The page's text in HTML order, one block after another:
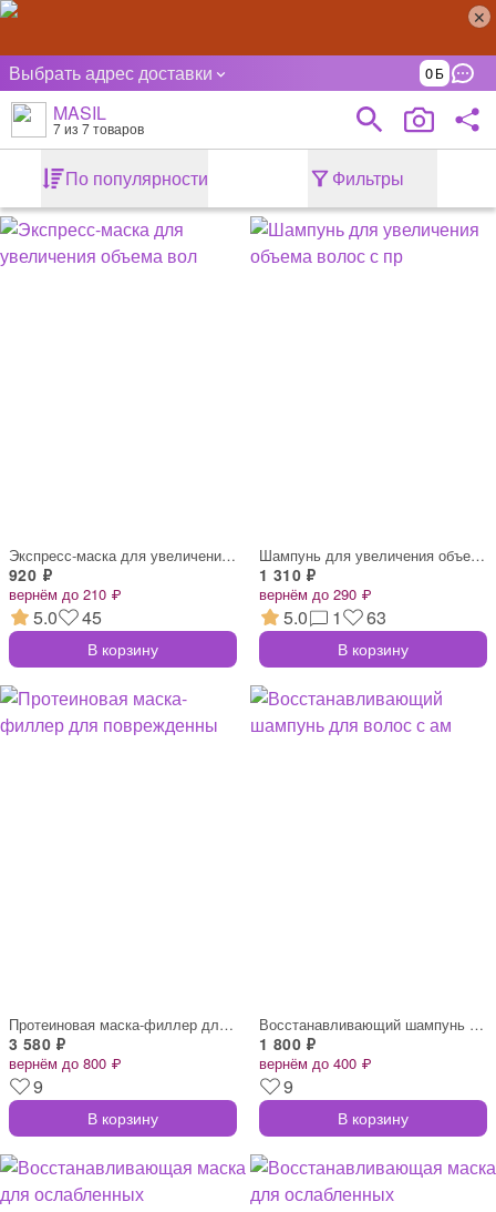
Выбрать адрес доставки 0
MASIL
7из 7 товаров
По популярности Фильтры
Экспресс-маска для увеличения объема вол
920 ₽
вернём до 210 ₽
5.0 45
В корзину
Шампунь для увеличения объема волос с пр
1 310 ₽
вернём до 290 ₽
5.0 1 63
В корзину
Протеиновая маска-филлер для поврежденны
3 580 ₽
вернём до 800 ₽
9
В корзину
Восстанавливающий шампунь для волос с ам
1 800 ₽
вернём до 400 ₽
9
В корзину